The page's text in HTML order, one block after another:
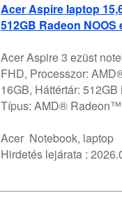
Acer Aspire laptop
512GB Radeon
Acer Aspire 3 ezüst
FHD, Processzor:
16GB, Háttértár:
Típus: AMD® Radeon™
Acer Notebook, laptop
Hirdetés lejárata :